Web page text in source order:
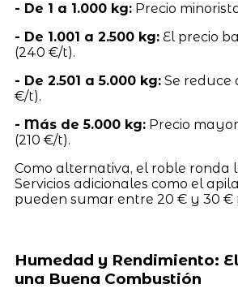
- De 1 a 1.000 kg:Precio
- De 1.001 a 2.500 kg:El precio
(240 €/t).
- De 2.501 a 5.000 kg:Se reduce
€/t).
- Más de 5.000 kg:Precio
(210 €/t).
Como alternativa, el roble ronda
Servicios adicionales como el
pueden sumar entre 20 € y 30 €
Humedad y Rendimiento:
una Buena Combustión